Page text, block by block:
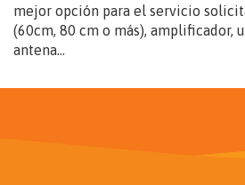
mejor opción para el servicio
(60cm, 80 cm o más), amplificador,
antena...